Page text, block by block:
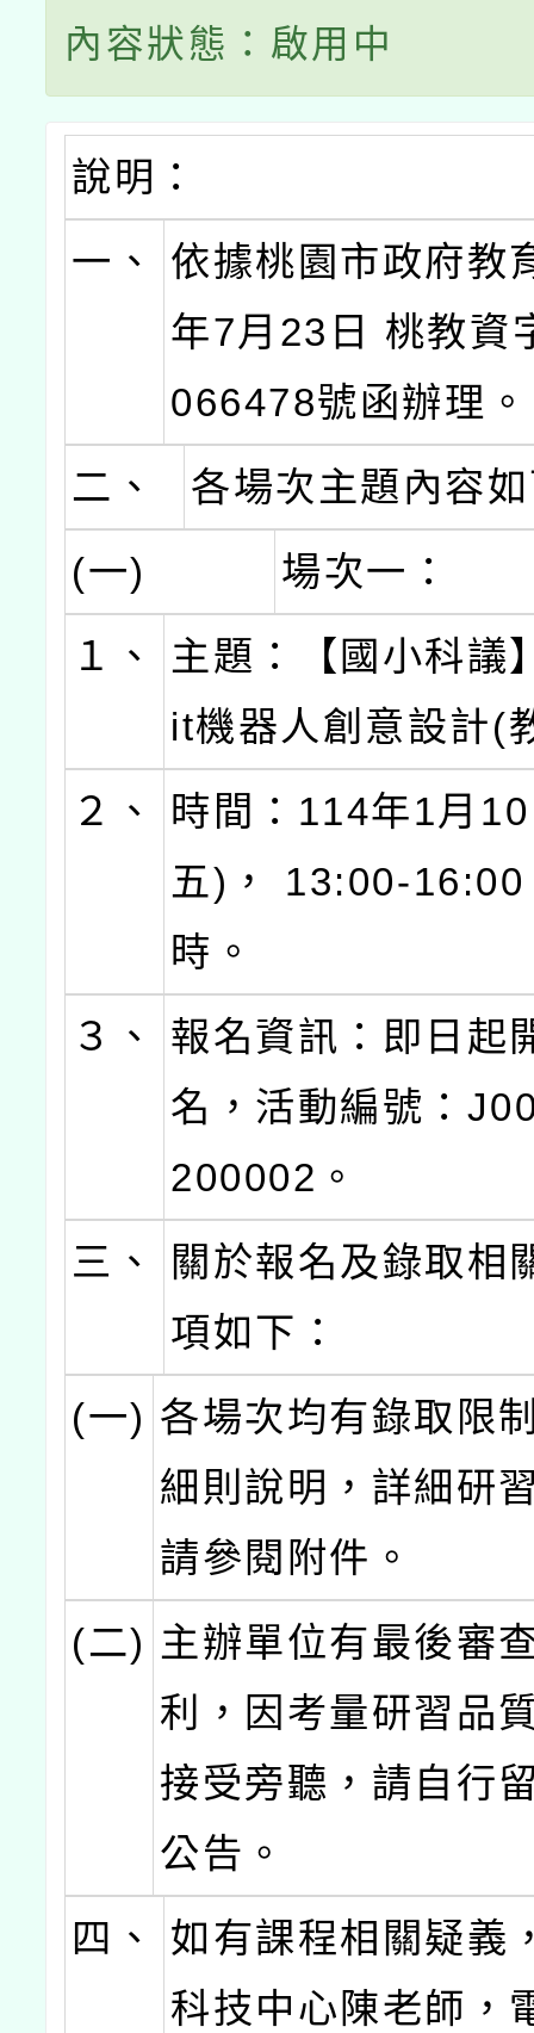
內容狀態：啟用中
說明：
一、
依據桃園市政府教
年7月23日 桃教資
066478號函辦理。
二、
各場次主題內容
(一)
場次一：
１、
主題：【國小科議
it機器人創意設計(
２、
時間：114年1月
五)， 13:00-16:00
時。
３、
報名資訊：即日起
名，活動編號：
200002。
三、
關於報名及錄取相
項如下：
(一) 各場次均有錄取限
細則說明，詳細研
請參閱附件。
(二) 主辦單位有最後審
利，因考量研習品
接受旁聽，請自行
公告。
四、
如有課程相關疑義
科技中心陳老師，